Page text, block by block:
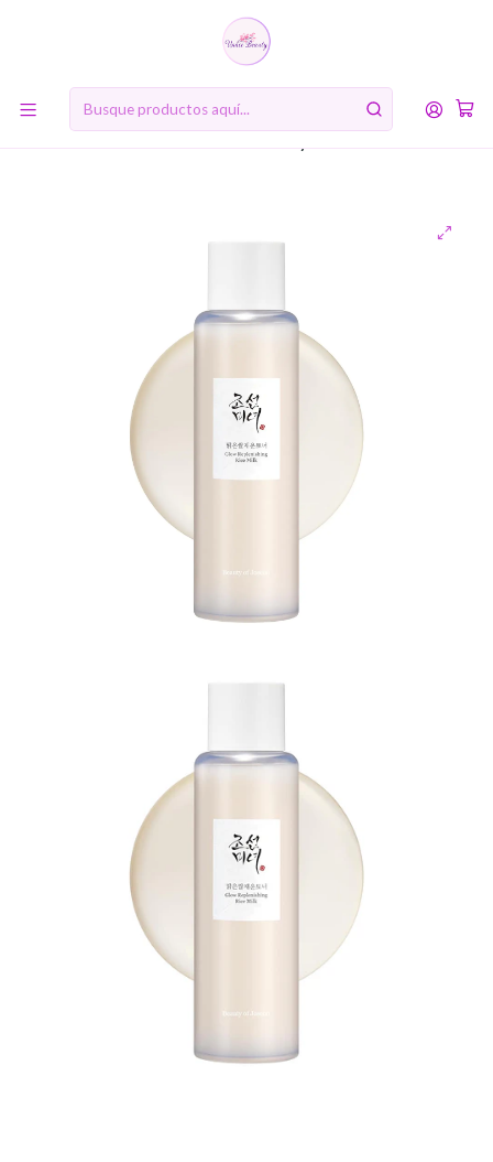
10% de descuento en tu primera compra online. Código: BIENVENIDA10
RUTINA DE BELLEZA COREANA
Segundo Paso: Tónico (Toner)
Glow Replenishing Rice Milk (Beauty of Joseon) - 150ml